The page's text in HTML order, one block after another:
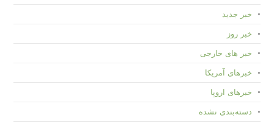
خبر جدید
خبر روز
خبر های خارجی
خبرهای آمریکا
خبرهای اروپا
دسته‌بندی نشده